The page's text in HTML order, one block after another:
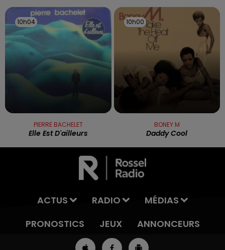
10h04
10h04
PIERRE BACHELET
Elle Est D'ailleurs
10h00
10h00
BONEY M
Daddy Cool
ACTUS RADIO
MÉDIAS
PRONOSTICS
JEUX ANNONCEURS